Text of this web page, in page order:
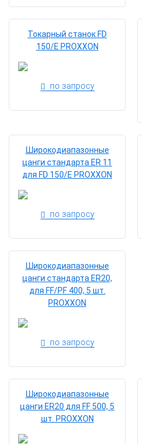
Токарный станок FD
150/E PROXXON
по запросу
Широкодиапазонные
цанги стандарта ER 11
для FD 150/E PROXXON
по запросу
Широкодиапазонные
цанги стандарта ER20,
для FF/PF 400, 5 шт.
PROXXON
по запросу
Широкодиапазонные
цанги ER20 для FF 500, 5
шт. PROXXON